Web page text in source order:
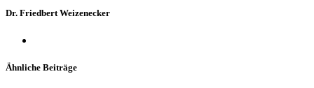
Dr. Friedbert Weizenecker
Ähnliche Beiträge